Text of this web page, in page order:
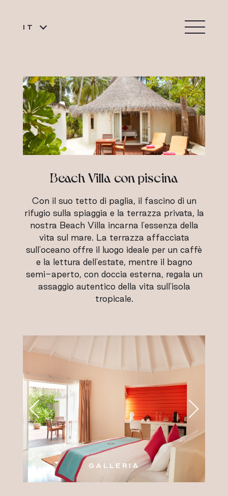
IT
Beach Villa con piscina
Con il suo tetto di paglia, il fascino di un
rifugio sulla spiaggia e la terrazza privata, la
nostra Beach Villa incarna l'essenza della
vita sul mare. La terrazza affacciata
sull'oceano offre il luogo ideale per un caffè
e la lettura dell'estate, mentre il bagno
semi-aperto, con doccia esterna, regala un
assaggio autentico della vita sull'isola
tropicale.
GALLERIA